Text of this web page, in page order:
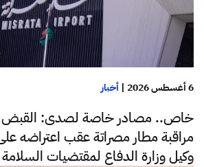
6 أغسطس 2026 | أخبار
خاص.. مصادر خاصة لصدى: القبض
مراقبة مطار مصراتة عقب اعتراضه
وكيل وزارة الدفاع لمقتضيات